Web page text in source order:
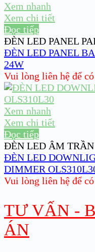
Xem nhanh
Xem chi tiết
Đọc tiếp
ĐÈN LED PANEL
ĐÈN LED PANEL
24W
Vui lòng liên hệ để
Xem nhanh
Xem chi tiết
Đọc tiếp
ĐÈN LED ÂM TRẦN
ĐÈN LED
DIMMER
Vui lòng liên hệ để
TƯ VẤN -
ÁN